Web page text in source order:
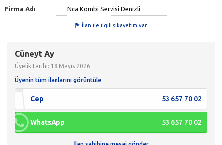
Firma Adı
Nca Kombi Servisi Denizli
İlan ile ilgili şikayetim var
Cüneyt Ay
Üyelik tarihi: 18 Mayıs 2026
Üyenin tüm ilanlarını görüntüle
Cep 53 657 70 02
WhatsApp 53 657 70 02